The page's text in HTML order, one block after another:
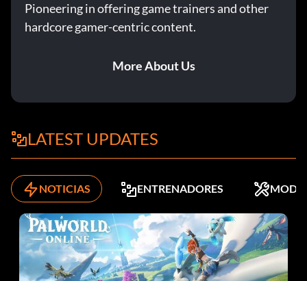
Pioneering in offering game trainers and other
hardcore gamer-centric content.
More About Us
LATEST UPDATES
NOTICIAS ENTRENADORES MODS